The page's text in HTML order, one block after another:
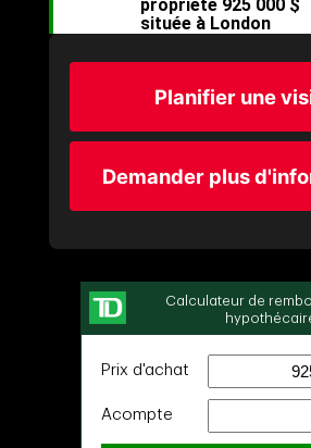
Planifier une
Demander plus